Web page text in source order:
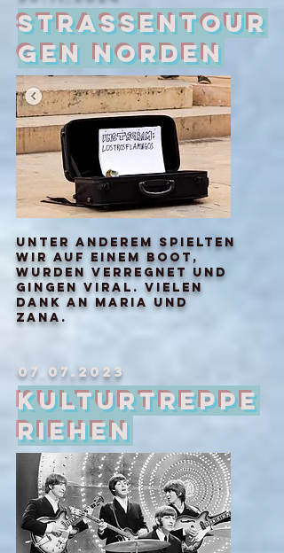
Strassentour
gen norden
unter anderem spielten
wir auf einem boot,
wurden verregnet und
gingen viral. vielen
dank an maria und
zana.
07.07.2023
Kulturtreppe
Riehen